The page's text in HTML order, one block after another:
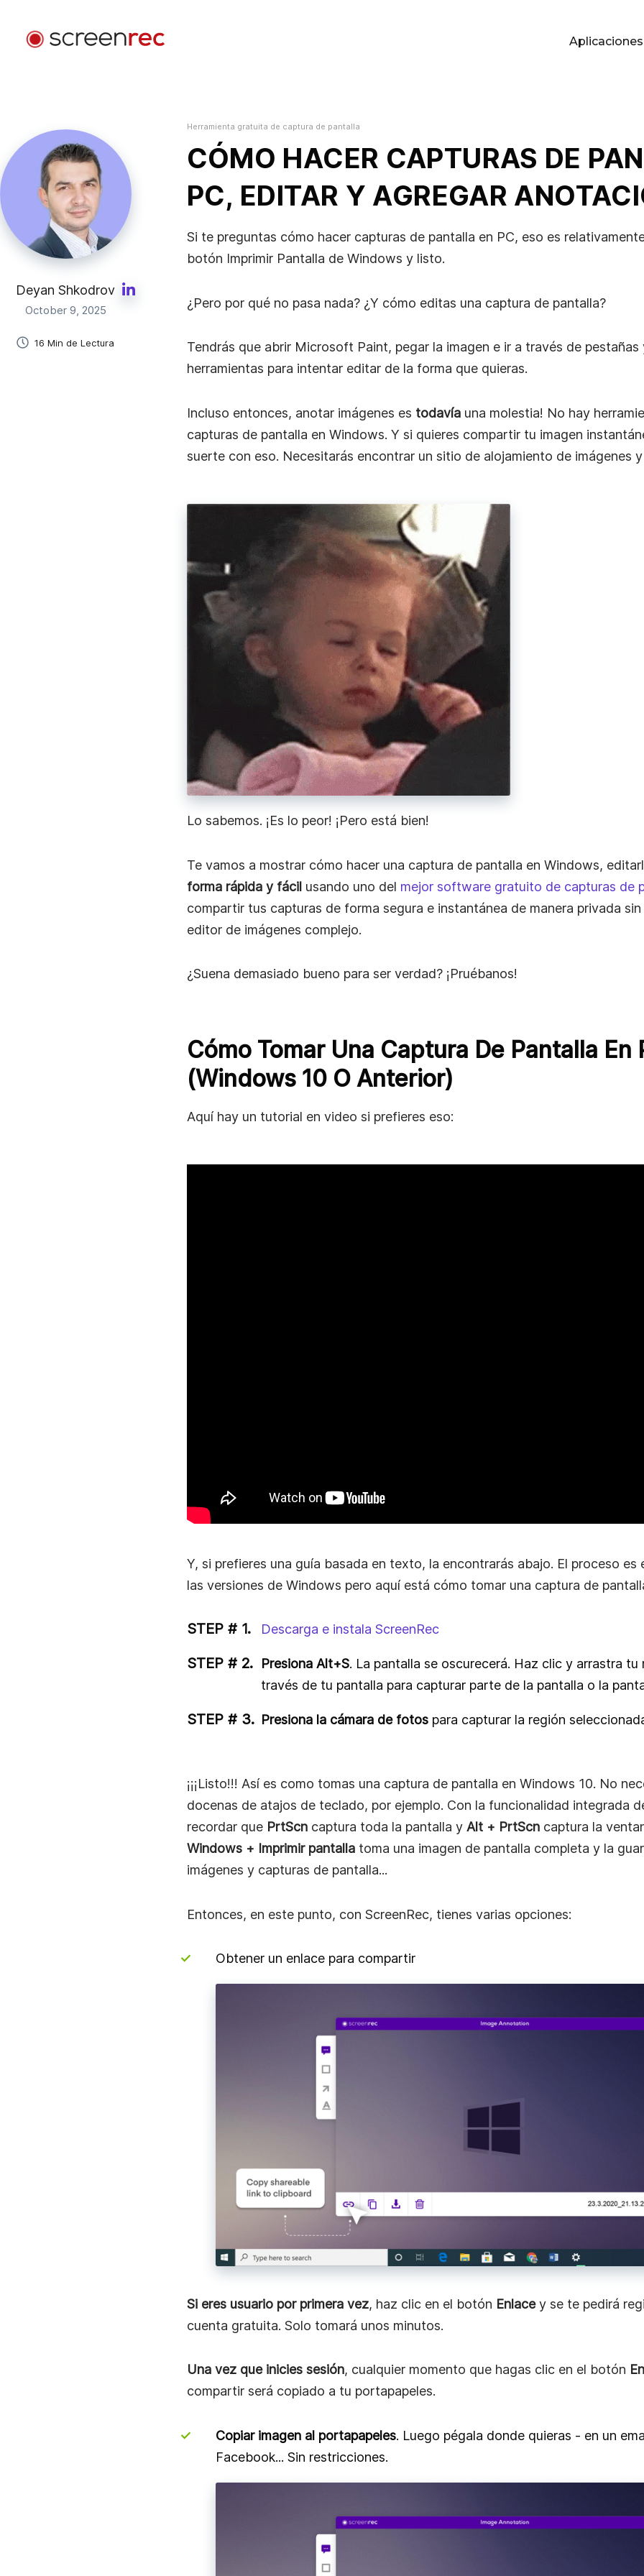
Aplicaciones
Desarrollo De Software
Envía emails de video, reduce reuniones y mantente
enfocado mientras programas.
Atención Al Cliente
Envía mensajes de video personalizados y resuelve
problemas más rápido.
Diseño
Acelera las revisiones de diseño y mejora la
Crea y comparte rápidamente videos de capacitación
personalizados a prospectos.
Acelera la incorporación y añade un toque personal
Gestión De Proyectos
Explica tareas, da retroalimentación y comunícate con
Comunicación Empresarial
Acelera la comunicación laboral con mensajes de video
Mantente conectado, comparte novedades y colabora
más rápido con mensajes de video instantáneos.
Herramienta gratuita de captura de pantalla
CÓMO HACER CAPTURAS DE
PC, EDITAR Y AGREGAR
Si te preguntas cómo hacer capturas de pantalla en PC, eso es
botón Imprimir Pantalla de Windows y listo.
¿Pero por qué no pasa nada? ¿Y cómo editas una captura de pantalla?
Tendrás que abrir Microsoft Paint, pegar la imagen e ir a través de pestañas
herramientas para intentar editar de la forma que quieras.
Incluso entonces, anotar imágenes es todavíauna molestia! No hay
capturas de pantalla en Windows. Y si quieres compartir tu imagen
suerte con eso. Necesitarás encontrar un sitio de alojamiento de imágenes
Lo sabemos. ¡Es lo peor! ¡Pero está bien!
Te vamos a mostrar cómo hacer una captura de pantalla en Windows,
forma rápida y fácilusando uno del mejor software gratuito de capturas de
compartir tus capturas de forma segura e instantánea de manera privada
editor de imágenes complejo.
¿Suena demasiado bueno para ser verdad? ¡Pruébanos!
Cómo Tomar Una Captura De Pantalla En
(Windows 10 O Anterior)
Aquí hay un tutorial en video si prefieres eso:
Y, si prefieres una guía basada en texto, la encontrarás abajo. El proceso es
las versiones de Windows pero aquí está cómo tomar una captura de
Descarga e instala ScreenRec
Presiona Alt+S. La pantalla se oscurecerá. Haz clic y arrastra tu
través de tu pantalla para capturar parte de la pantalla o la
Presiona la cámara de fotos para capturar la región
¡¡¡Listo!!! Así es como tomas una captura de pantalla en Windows 10. No
docenas de atajos de teclado, por ejemplo. Con la funcionalidad integrada
recordar quePrtScncaptura toda la pantalla yAlt + PrtScn captura la
imágenes y capturas de pantalla...
Obtener un enlace para compartir
Deyan Shkodrov
October 9, 2025
16 Min de Lectura